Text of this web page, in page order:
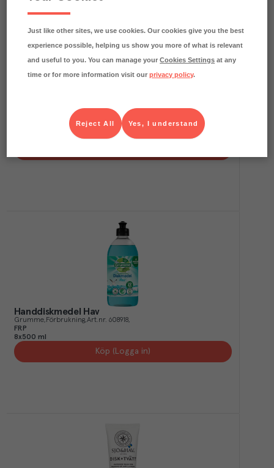
Handdiskmedel 1L Professional
Förbrukning Art.nr.
Handdiskmedel Hav
Grumme Förbrukning Art.nr. 608918
FRP
8x500 ml
Köp (Logga in)
Just like other sites, we use cookies. Our cookies give you the best
experience possible, helping us show you more of what is relevant
and useful to you. You can manage yourCookies Settings at any
time or for more information visit ourprivacy policy.
Yes, I understand
Reject All